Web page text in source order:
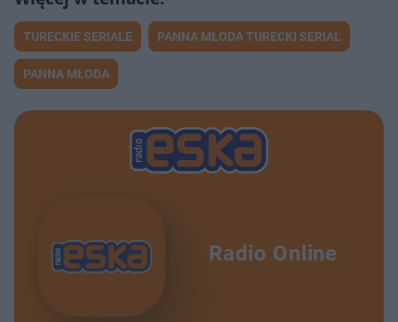
TURECKIE SERIALE PANNA MŁODA TURECKI SERIAL
PANNA MŁODA
Radio Online